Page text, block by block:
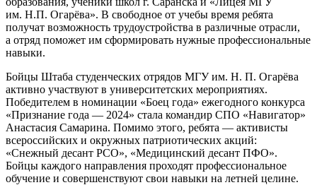
им. Н.П. Огарёва». В свободное от учебы время ребята
получат возможность трудоустройства в различные отрасли,
а отряд поможет им сформировать нужные профессиональные
навыки.
Бойцы Штаба студенческих отрядов МГУ им. Н. П. Огарёва
активно участвуют в университетских мероприятиях.
Победителем в номинации «Боец года» ежегодного конкурса
«Признание года — 2024» стала командир СПО «Навигатор»
Анастасия Самарина. Помимо этого, ребята — активисты
всероссийских и окружных патриотических акций:
«Снежный десант РСО», «Медицинский десант ПФО».
Бойцы каждого направления проходят профессиональное
обучение и совершенствуют свои навыки на летней целине.